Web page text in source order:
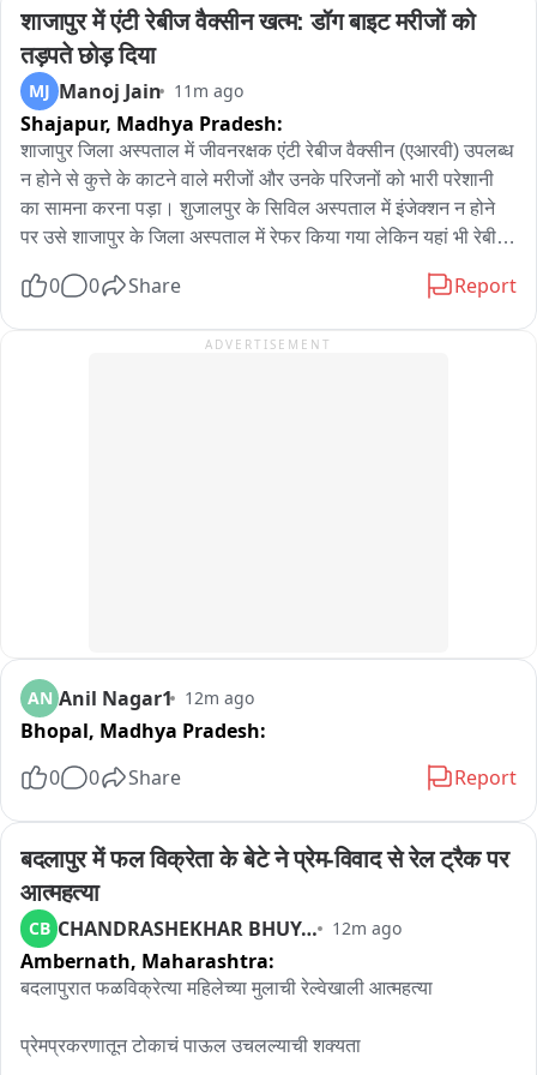
ना हो हमें धरने पर बैठना पड़े.
एम्बुलेंस में ANM और टेक्नीशियन फंसे,
अंडरपास में 3 से 4 फीट पानी भरा,
हाईटेक सिटी की दुर्लभ तस्वीर,
कागजों में तमाम दावे नोएडा अथॉरिटी के ग्राउंड पर फेल
शाजापुर में एंटी रेबीज वैक्सीन खत्म: डॉग बाइट मरीजों को
तड़पते छोड़ दिया
MJ Manoj Jain 11m ago
Shajapur, Madhya Pradesh:
शाजापुर जिला अस्पताल में जीवनरक्षक एंटी रेबीज वैक्सीन (एआरवी) उपलब्ध
न होने से कुत्ते के काटने वाले मरीजों और उनके परिजनों को भारी परेशानी
का सामना करना पड़ा। शुजालपुर के सिविल अस्पताल में इंजेक्शन न होने
पर उसे शाजापुर के जिला अस्पताल में रेफर किया गया लेकिन यहां भी रेबीज
बाद लगाया जाने वाला यह टीका रेबीज जैसी जानलेवा बीमारी से बचाने का
स्टॉक खत्म होने से मरीजों को बिना टीका लगाए वापस लौटना पड़ा। इससे
0 0 Share Report
ADVERTISEMENT
AN Anil Nagar1 12m ago
Bhopal, Madhya Pradesh:
0
0 Share Report
बदलापुर में फल विक्रेता के बेटे ने प्रेम-विवाद से रेल ट्रैक पर
आत्महत्या
CB CHANDRASHEKHAR BHUYAR 12m ago
Ambernath, Maharashtra:
बदलापुरात फळविक्रेत्या महिलेच्या मुलाची रेल्वेखाली आत्महत्या
प्रेमप्रकरणातून टोकाचं पाऊल उचलल्याची शक्यता